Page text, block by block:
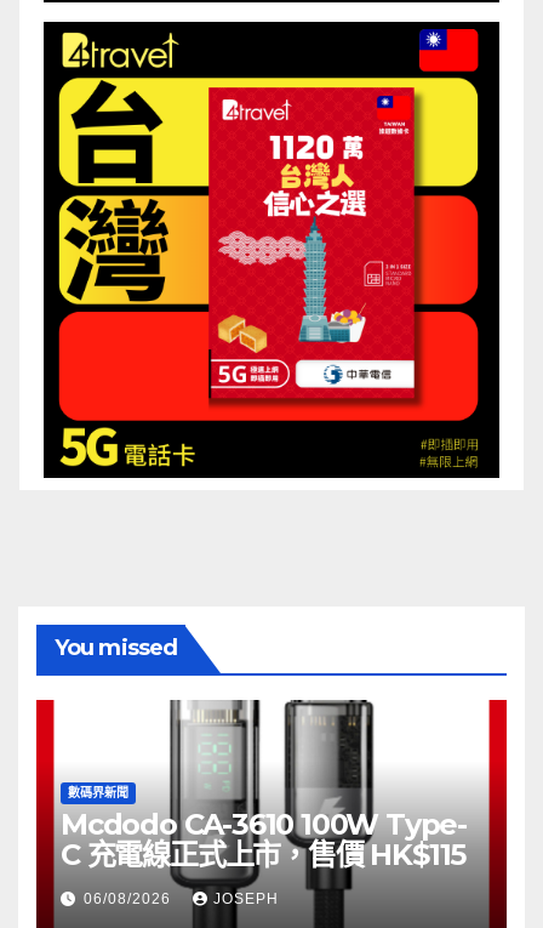
You missed
數碼界新聞
Mcdodo CA-3610 100W Type-
C 充電線正式上市，售價 HK$115
06/08/2026 JOSEPH